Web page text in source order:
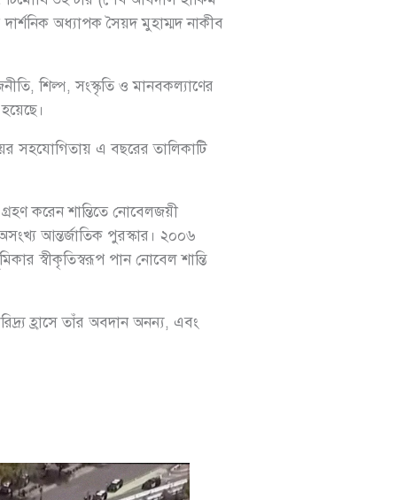
অধ্যাপক সৈয়দ মুহাম্মদ নাকীব
শিল্প, সংস্কৃতি ও মানবকল্যাণের
সহযোগিতায় এ বছরের তালিকাটি
করেন শান্তিতে নোবেলজয়ী
আন্তর্জাতিক পুরস্কার। ২০০৬
স্বীকৃতিস্বরূপ পান নোবেল শান্তি
হ্রাসে তাঁর অবদান অনন্য, এবং